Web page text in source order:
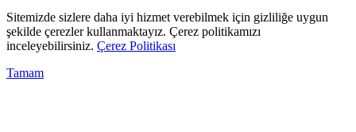
Sitemizde sizlere daha iyi hizmet verebilmek için gizliliğe uygun
şekilde çerezler kullanmaktayız. Çerez politikamızı
inceleyebilirsiniz. Çerez Politikası
Tamam